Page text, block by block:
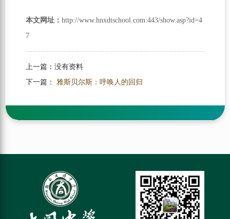
本文网址： http://www.hnxdtschool.com:443/show.asp?id=4
7
上一篇： 没有资料
下一篇： 雅斯贝尔斯：呼唤人的回归